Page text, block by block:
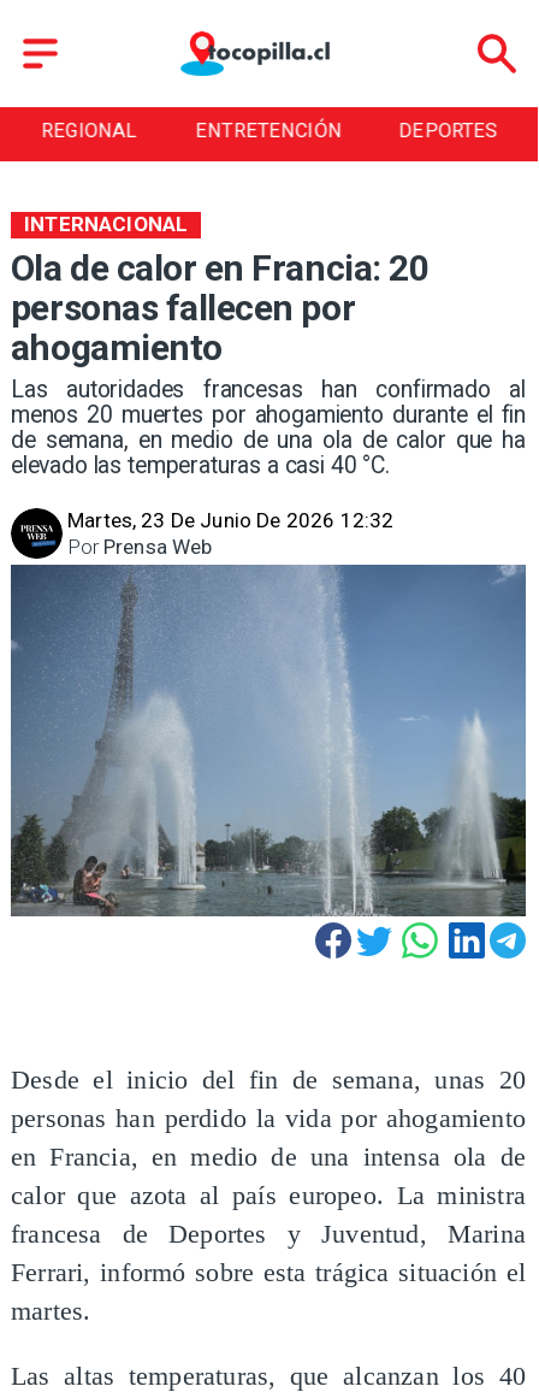
REGIONAL ENTRETENCIÓN DEPORTES
Ola de calor en Francia: 20
personas fallecen por
ahogamiento
Las autoridades francesas han confirmado al
menos 20 muertes por ahogamiento durante el fin
de semana, en medio de una ola de calor que ha
elevado las temperaturas a casi 40 °C.
INTERNACIONAL
Martes, 23 De Junio De 2026 12:32
Prensa Web
Por
Desde el inicio del fin de semana, unas 20
personas han perdido la vida por ahogamiento
en Francia, en medio de una intensa ola de
calor que azota al país europeo. La ministra
francesa de Deportes y Juventud, Marina
Ferrari, informó sobre esta trágica situación el
martes.
Las altas temperaturas, que alcanzan los 40